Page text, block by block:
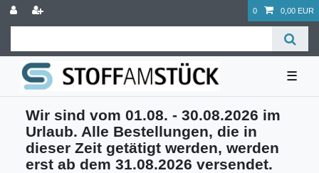
0 0,00 EUR
☰
Wir sind vom 01.08. - 30.08.2026 im
Urlaub. Alle Bestellungen, die in
dieser Zeit getätigt werden, werden
erst ab dem 31.08.2026 versendet.